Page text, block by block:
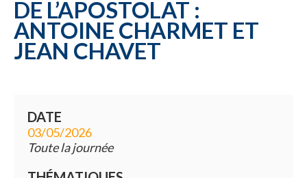
DE L’APOSTOLAT :
ANTOINE CHARMET ET
JEAN CHAVET
DATE
03/05/2026
Toute la journée